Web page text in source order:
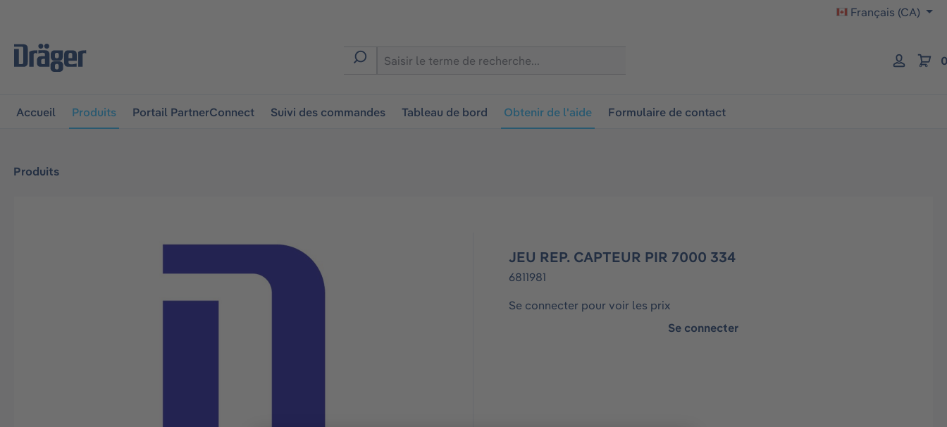
Français (CA)
Accueil Produits Portail PartnerConnect Suivi des commandes Tableau de bord Obtenir de l'aide Formulaire de contact
Produits
JEU REP. CAPTEUR PIR 7000 334
6811981
Se connecter pour voir les prix
Se connecter